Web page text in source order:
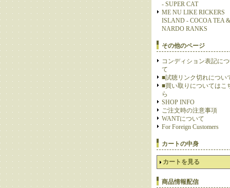
- SUPER CAT
ME NU LIKE RICKERS
ISLAND - COCOA TEA &
NARDO RANKS
その他のページ
コンディション表記に
て
■試聴リンク切れについ
■買い取りについてはこ
ら
SHOP INFO
ご注文時の注意事項
WANTについて
For Foreign Customers
カートの中身
カートを見る
商品情報配信